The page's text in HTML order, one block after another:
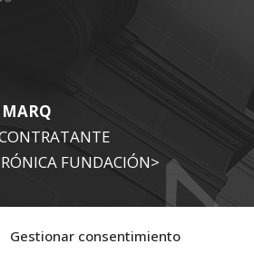
Gestionar consentimiento
FUNDACIÓN>
DIPUTACIÓN